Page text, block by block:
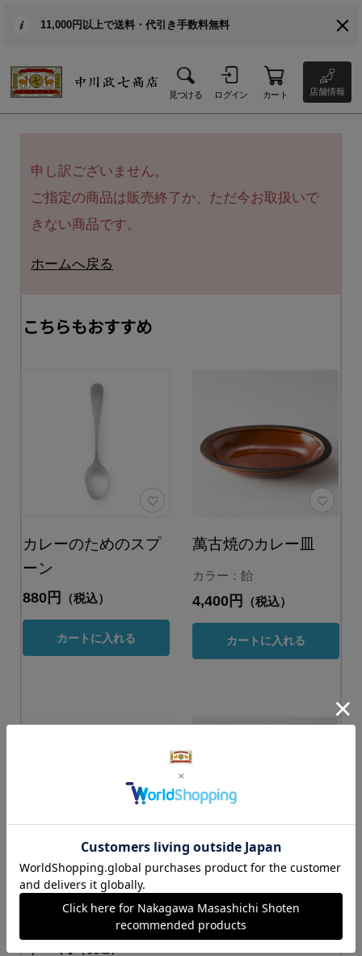
11,000円以上で送料・代引き手数料無料
見つける ログイン カート 店舗情報
申し訳ございません。
ご指定の商品は販売終了か、ただ今お取扱いで
きない商品です。
ホームへ戻る
こちらもおすすめ
カレーのためのスプ
ーン
880円 （税込）
カートに入れる
萬古焼のカレー皿
カラー：飴
4,400円 （税込）
カートに入れる
信楽焼の平皿
結わえる 寝かせ玄
米(R) 黒米ブレン
ド 160g